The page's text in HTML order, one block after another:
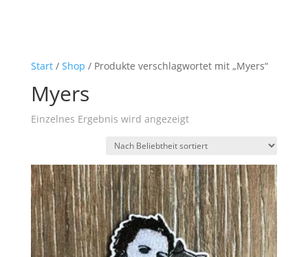
Start/ Shop / Produkte verschlagwortet mit „Myers“
Myers
Einzelnes Ergebnis wird angezeigt